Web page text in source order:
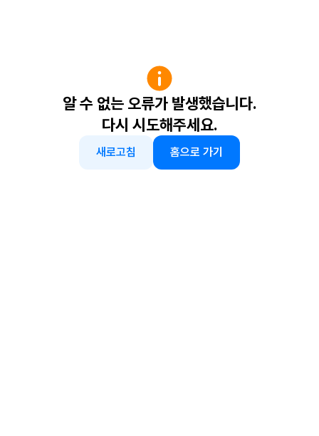
알 수 없는 오류가 발생했습니다.
다시 시도해주세요.
새로고침 홈으로 가기